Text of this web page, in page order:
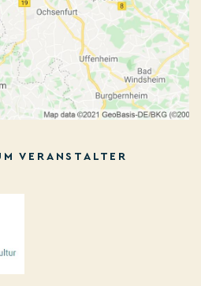
VERANSTALTER